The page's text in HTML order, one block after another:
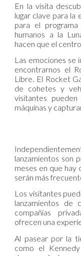
En la visita
lugar clave para la
para el
humanos a la
hacen que el
Las emociones se
encontrarnos el
Libre. El Rocket
de cohetes y
visitantes
máquinas y
lanzamientos son
meses en que hay
serán más
L os visitantes
lanzamientos
compañías
ofrecen una
Al pasear por la
como el